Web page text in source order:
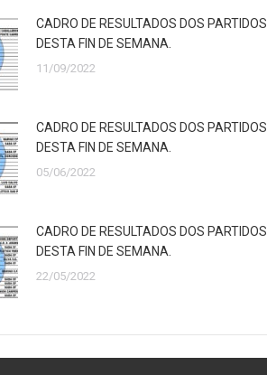
CADRO DE RESULTADOS DOS PARTIDOS
DESTA FIN DE SEMANA.
11/09/2022
CADRO DE RESULTADOS DOS PARTIDOS
DESTA FIN DE SEMANA.
05/06/2022
CADRO DE RESULTADOS DOS PARTIDOS
DESTA FIN DE SEMANA.
22/05/2022